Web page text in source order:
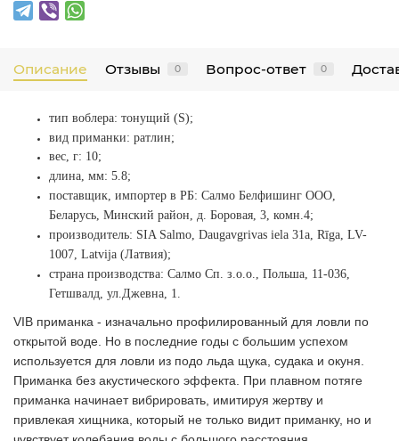
Описание Отзывы 0 Вопрос-ответ 0
тип воблера: тонущий (S);
вид приманки: ратлин;
вес, г: 10;
длина, мм: 5.8;
поставщик, импортер в РБ: Салмо Белфишинг ООО,
Беларусь, Минский район, д. Боровая, 3, комн.4;
производитель: SIA Salmo, Daugavgrivas iela 31a, Rīga, LV-
1007, Latvija (Латвия);
страна производства: Салмо Сп. з.о.о., Польша, 11-036,
Гетшвалд, ул.Джевна, 1.
VIB приманка - изначально профилированный для ловли по
открытой воде. Но в последние годы с большим успехом
используется для ловли из подо льда щука, судака и окуня.
Приманка без акустического эффекта. При плавном потяге
приманка начинает вибрировать, имитируя жертву и
привлекая хищника, который не только видит приманку, но и